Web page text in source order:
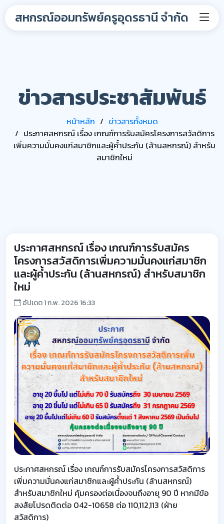
สหกรณ์ออมทรัพย์ครูอุดรธานี จำกัด
ข่าวสารประชาสัมพันธ์
หน้าหลัก
ข่าวสารทั้งหมด
ประกาศสหกรณ์ เรื่อง เกณฑ์การรับสมัครโครงการสวัสดิการ
เพิ่มความมั่นคงแก่สมาชิกและผู้ค้ำประกัน (ล้านสหกรณ์) สำหรับ
สมาชิกใหม่
ประกาศสหกรณ์ เรื่อง เกณฑ์การรับสมัคร
โครงการสวัสดิการเพิ่มความมั่นคงแก่สมาชิก
และผู้ค้ำประกัน (ล้านสหกรณ์) สำหรับสมาชิก
ใหม่
อัปเดต 1 ก.พ. 2026 16:33
ประกาศสหกรณ์ เรื่อง เกณฑ์การรับสมัครโครงการสวัสดิการ
เพิ่มความมั่นคงแก่สมาชิกและผู้ค้ำประกัน (ล้านสหกรณ์)
สำหรับสมาชิกใหม่ คุ้มครองต่อเนื่องจนถึงอายุ 90 ปี หากมีข้อ
สงสัยโปรดติดต่อ 042-10658 ต่อ 110,112,113 (ฝ่าย
สวัสดิการ)